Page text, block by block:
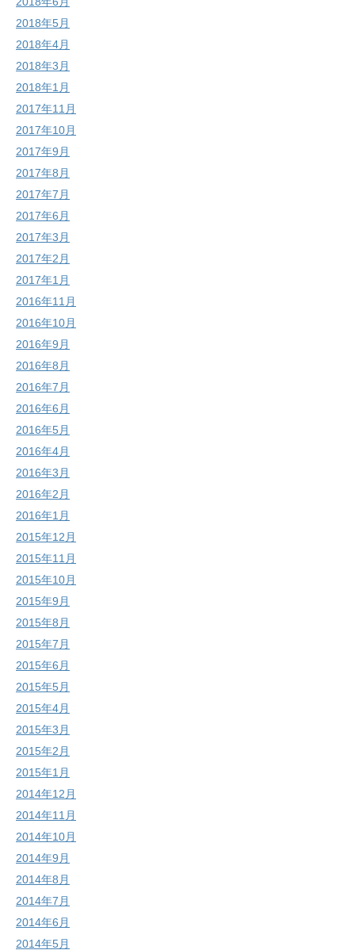
2018年5月
2018年4月
2018年3月
2018年1月
2017年11月
2017年10月
2017年9月
2017年8月
2017年7月
2017年6月
2017年3月
2017年2月
2017年1月
2016年11月
2016年10月
2016年9月
2016年8月
2016年7月
2016年6月
2016年5月
2016年4月
2016年3月
2016年2月
2016年1月
2015年12月
2015年11月
2015年10月
2015年9月
2015年8月
2015年7月
2015年6月
2015年5月
2015年4月
2015年3月
2015年2月
2015年1月
2014年12月
2014年11月
2014年10月
2014年9月
2014年8月
2014年7月
2014年6月
2014年5月